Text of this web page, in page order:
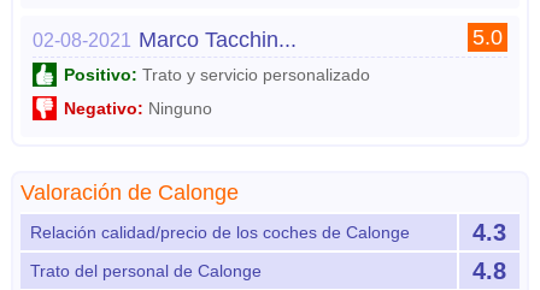
02-08-2021 Marco Tacchin...
Positivo: Trato y servicio personalizado
Negativo: Ninguno
5.0
Valoración de Calonge
Relación calidad/precio de los coches de Calonge 4.3
Trato del personal de Calonge 4.8